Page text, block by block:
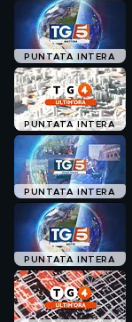
PUNTATA INTERA
PUNTATA INTERA
PUNTATA INTERA
PUNTATA INTERA